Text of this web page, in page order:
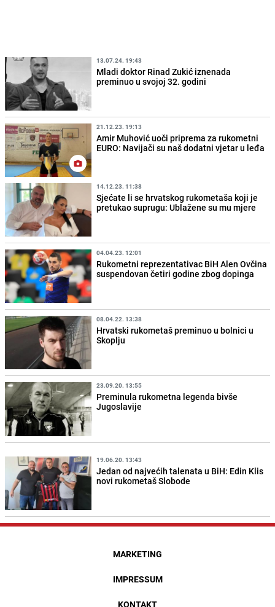
13.07.24. 19:43
Mladi doktor Rinad Zukić iznenada
preminuo u svojoj 32. godini
21.12.23. 19:13
Amir Muhović uoči priprema za rukometni
EURO: Navijači su naš dodatni vjetar u leđa
14.12.23. 11:38
Sjećate li se hrvatskog rukometaša koji je
pretukao suprugu: Ublažene su mu mjere
04.04.23. 12:01
Rukometni reprezentativac BiH Alen Ovčina
suspendovan četiri godine zbog dopinga
08.04.22. 13:38
Hrvatski rukometaš preminuo u bolnici u
Skoplju
23.09.20. 13:55
Preminula rukometna legenda bivše
Jugoslavije
19.06.20. 13:43
Jedan od najvećih talenata u BiH: Edin Klis
novi rukometaš Slobode
MARKETING
IMPRESSUM
KONTAKT